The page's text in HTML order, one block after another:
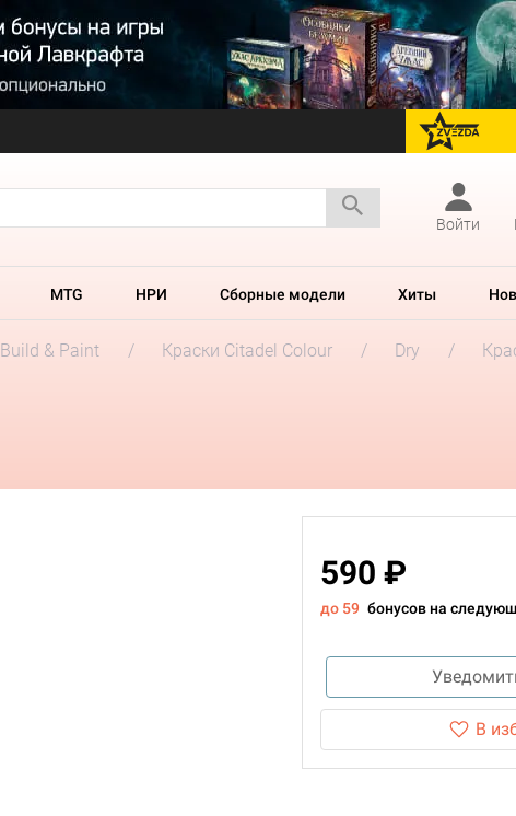
перейти на Zvezda
Войти
MTG НРИ Сборные модели Хиты
Build & Paint Краски Citadel Colour Dry
590 ₽
до 59 бонусов на
В